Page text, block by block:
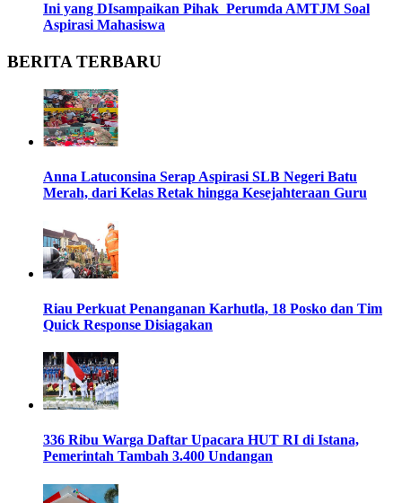
Ini yang DIsampaikan Pihak Perumda AMTJM Soal
Aspirasi Mahasiswa
BERITA TERBARU
Anna Latuconsina Serap Aspirasi SLB Negeri Batu
Merah, dari Kelas Retak hingga Kesejahteraan Guru
Riau Perkuat Penanganan Karhutla, 18 Posko dan Tim
Quick Response Disiagakan
336 Ribu Warga Daftar Upacara HUT RI di Istana,
Pemerintah Tambah 3.400 Undangan